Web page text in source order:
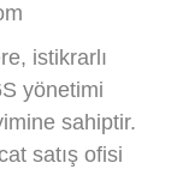
istikrarlı
yönetimi
sahiptir.
satış ofisi